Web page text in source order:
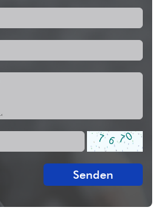
Senden